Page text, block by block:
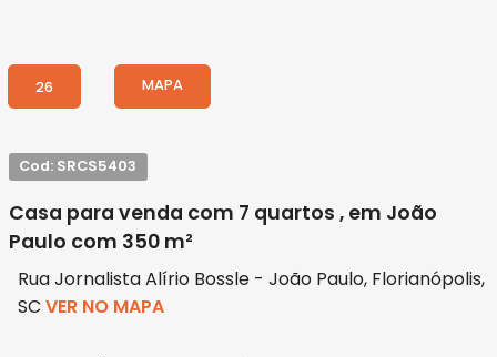
26 MAPA
Cod: SRCS5403
Casa para venda com 7 quartos , em João
Paulo com 350 m²
Rua Jornalista Alírio Bossle - João Paulo, Florianópolis,
SC VER NO MAPA